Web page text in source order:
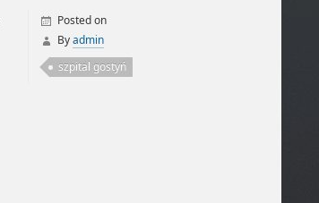
Posted on
Byadmin
szpital gostyń